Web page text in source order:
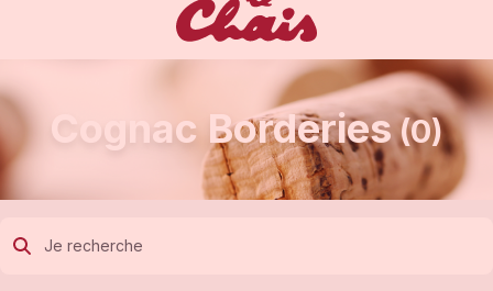
Cognac Borderies(0)